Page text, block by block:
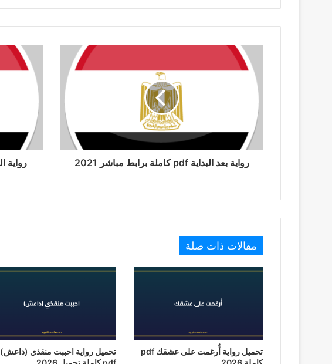
رواية بعد البداية pdf كاملة برابط مباشر 2021
مقالات ذات صلة
تحميل رواية أُرغمت على عشقك pdf
تحميل رواية احببت منقذي (داعش)